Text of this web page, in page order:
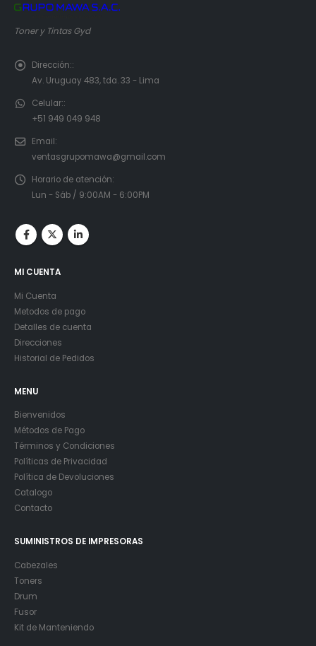
Toner y Tintas Gyd
Dirección::
Av. Uruguay 483, tda. 33 - Lima
Celular::
+51 949 049 948
Email:
ventasgrupomawa@gmail.com
Horario de atención:
Lun - Sáb / 9:00AM - 6:00PM
MI CUENTA
Mi Cuenta
Metodos de pago
Detalles de cuenta
Direcciones
Historial de Pedidos
MENU
Bienvenidos
Métodos de Pago
Términos y Condiciones
Políticas de Privacidad
Política de Devoluciones
Catalogo
Contacto
SUMINISTROS DE IMPRESORAS
Cabezales
Toners
Drum
Fusor
Kit de Manteniendo